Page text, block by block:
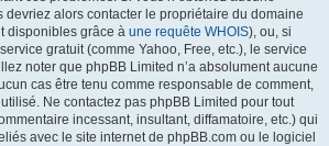
devriez alors contacter le propriétaire du domaine
disponibles grâce à une requête WHOIS), ou, si
gratuit (comme Yahoo, Free, etc.), le service
noter que phpBB Limited n’a absolument aucune
cas être tenu comme responsable de comment,
Ne contactez pas phpBB Limited pour tout
incessant, insultant, diffamatoire, etc.) qui
avec le site internet de phpBB.com ou le logiciel